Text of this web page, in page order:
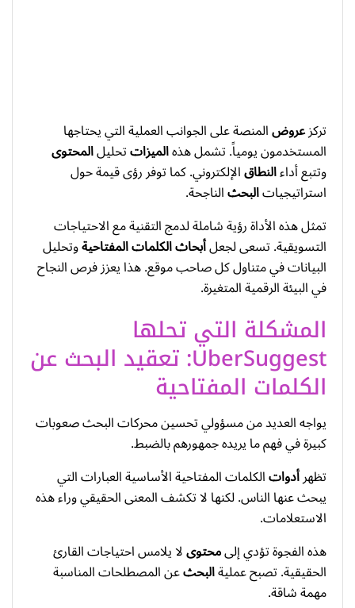
تركزعروضالمنصة على الجوانب العملية التي يحتاجها
المستخدمون يومياً. تشمل هذهالميزاتتحليلالمحتوى
وتتبع أداءالنطاقالإلكتروني. كما توفر رؤى قيمة حول
استراتيجياتالبحثالناجحة.
تمثل هذه الأداة رؤية شاملة لدمج التقنية مع الاحتياجات
التسويقية. تسعى لجعلأبحاث الكلمات المفتاحيةوتحليل
البيانات في متناول كل صاحب موقع. هذا يعزز فرص النجاح
في البيئة الرقمية المتغيرة.
المشكلة التي تحلها
UberSuggest: تعقيد البحث عن
الكلمات المفتاحية
يواجه العديد من مسؤولي تحسين محركات البحث صعوبات
كبيرة في فهم ما يريده جمهورهم بالضبط.
تظهرأدواتالكلمات المفتاحية الأساسية العبارات التي
يبحث عنها الناس. لكنها لا تكشف المعنى الحقيقي وراء هذه
الاستعلامات.
هذه الفجوة تؤدي إلىمحتوىلا يلامس احتياجات القارئ
الحقيقية. تصبح عمليةالبحثعن المصطلحات المناسبة
مهمة شاقة.